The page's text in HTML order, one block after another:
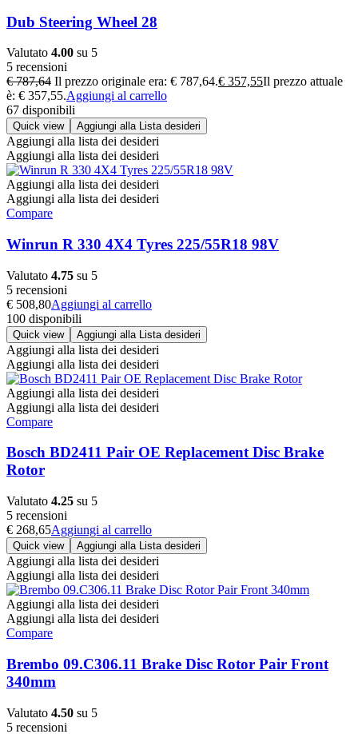
Dub Steering Wheel 28
Valutato 4.00 su 5
5 recensioni
€787,64 Il prezzo originale era: € 787,64.€ 357,55Il prezzo attuale
è: € 357,55.Aggiungi al carrello
67 disponibili
Quick view Aggiungi alla Lista desideri
Aggiungi alla lista dei desideri
Aggiungi alla lista dei desideri
Aggiungi alla lista dei desideri
Aggiungi alla lista dei desideri
Compare
Winrun R 330 4X4 Tyres 225/55R18 98V
Valutato 4.75 su 5
5 recensioni
€ 508,80Aggiungi al carrello
100 disponibili
Quick view Aggiungi alla Lista desideri
Aggiungi alla lista dei desideri
Aggiungi alla lista dei desideri
Aggiungi alla lista dei desideri
Aggiungi alla lista dei desideri
Compare
Bosch BD2411 Pair OE Replacement Disc Brake
Rotor
Valutato 4.25 su 5
5 recensioni
€ 268,65Aggiungi al carrello
Quick view Aggiungi alla Lista desideri
Aggiungi alla lista dei desideri
Aggiungi alla lista dei desideri
Aggiungi alla lista dei desideri
Aggiungi alla lista dei desideri
Compare
Brembo 09.C306.11 Brake Disc Rotor Pair Front
340mm
Valutato 4.50 su 5
5 recensioni